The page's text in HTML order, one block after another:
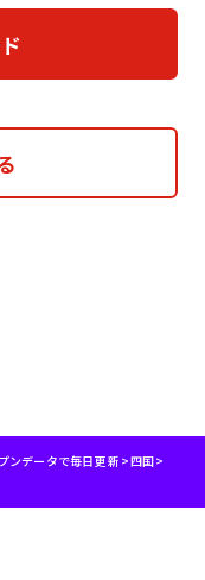
ンデータで毎日更新 >四国>